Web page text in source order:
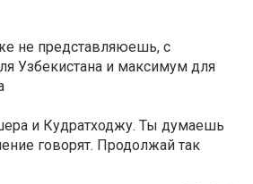
не представляюешь, с
Узбекистана и максимум для
и Кудратходжу. Ты думаешь
говорят. Продолжай так